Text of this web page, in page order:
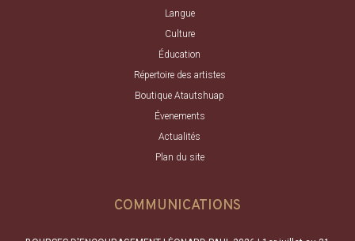
Langue
Culture
Éducation
Répertoire des artistes
Boutique Atautshuap
Évenements
Actualités
Plan du site
COMMUNICATIONS